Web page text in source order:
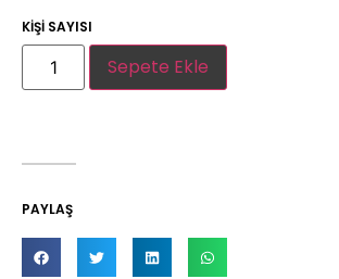
KİŞİ SAYISI
Sepete Ekle
PAYLAŞ